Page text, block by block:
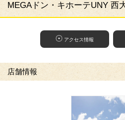
MEGAドン・キホーテUNY 西
アクセス情報
店舗情報